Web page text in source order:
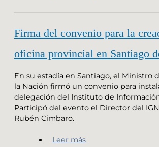
Firma del convenio para la
oficina provincial en Santiago
En su estadía en Santiago, el Ministro
la Nación firmó un convenio para
delegación del Instituto de
Participó del evento el Director del
Rubén Cimbaro.
Leer más